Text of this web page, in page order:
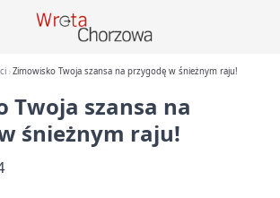
Zimowisko Twoja szansa na przygodę w śnieżnym raju!
Twoja szansa na
śnieżnym raju!